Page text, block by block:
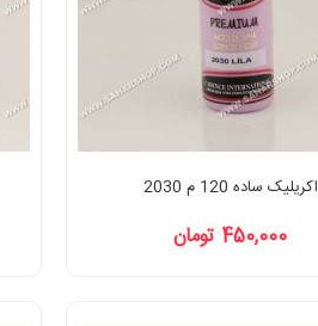
اکریلیک ساده 120 م 2030
450,000 تومان